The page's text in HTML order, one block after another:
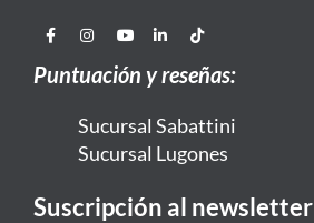
Puntuación y reseñas:
Sucursal Sabattini
Sucursal Lugones
Suscripción al newsletter